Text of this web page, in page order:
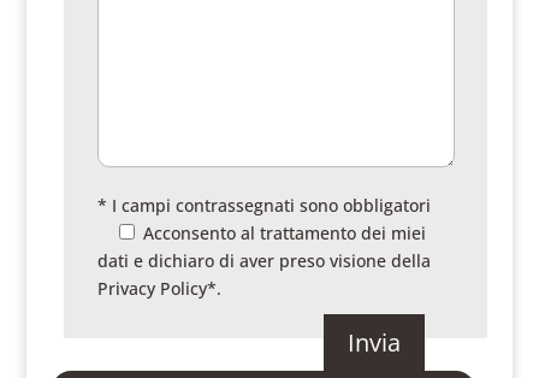
* I campi contrassegnati sono obbligatori
Acconsento al trattamento dei miei
dati e dichiaro di aver preso visione della
Privacy Policy*.